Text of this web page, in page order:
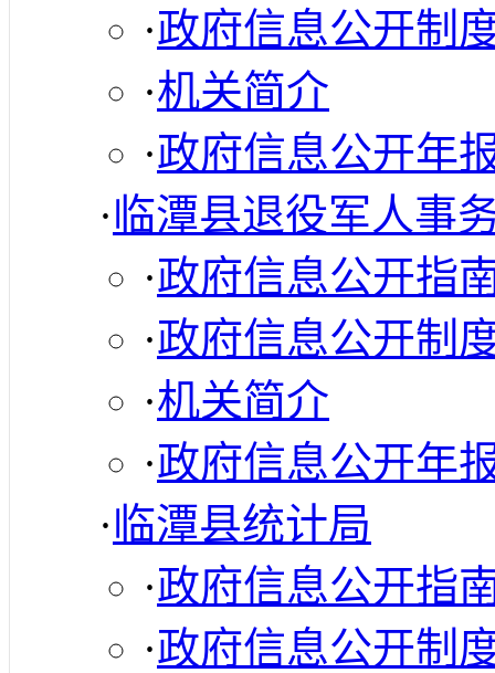
·政府信息公开制
·机关简介
·政府信息公开年
·临潭县退役军人事
·政府信息公开指
·政府信息公开制
·机关简介
·政府信息公开年
·临潭县统计局
·政府信息公开指
·政府信息公开制